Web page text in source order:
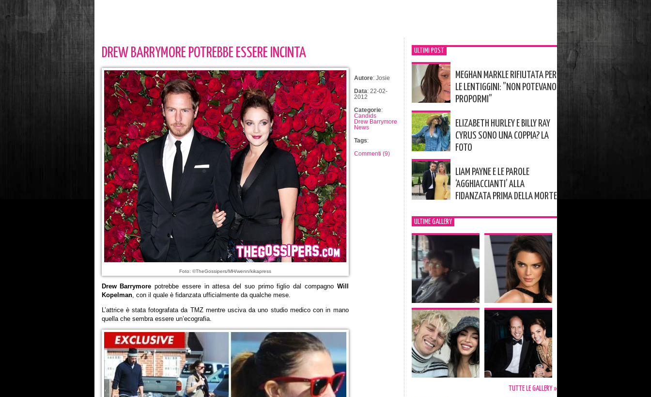
DREW BARRYMORE POTREBBE ESSERE INCINTA
Foto: ©TheGossipers/MH/wenn/kikapress
Drew Barrymore potrebbe essere in attesa del suo primo figlio dal compagno Will
Kopelman, con il quale è fidanzata ufficialmente da qualche mese.
L’attrice è stata fotografata da TMZ mentre usciva da uno studio medico con in mano
quella che sembra essere un’ecografia.
Autore: Josie
Data: 22-02-
2012
Categorie:
Candids
Drew Barrymore
News
Tags:
Commenti (9)
ULTIMI POST
MEGHAN MARKLE RIFIUTATA PER
LE LENTIGGINI: ”NON POTEVANO
PROPORMI”
ELIZABETH HURLEY E BILLY RAY
CYRUS SONO UNA COPPIA? LA
FOTO
LIAM PAYNE E LE PAROLE
‘AGGHIACCIANTI’ ALLA
FIDANZATA PRIMA DELLA MORTE
ULTIME GALLERY
TUTTE LE GALLERY »